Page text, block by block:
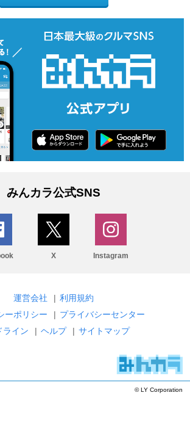
みんカラ公式SNS
X Instagram
運営会社 | 利用規約
ーポリシー
| プライバシーセンター
ライン
| ヘルプ | サイトマップ
© LY Corporation